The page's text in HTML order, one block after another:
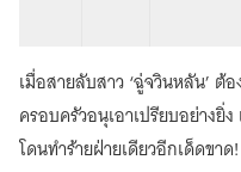
ชายา
แพทย์
ยืน
หนึ่ง
เล่ม
เมื่อสายลับสาว ‘ฉู่จวินหลัน’ ต้
ครอบครัวอนุเอาเปรียบอย่างยิ่
โดนทำร้ายฝ่ายเดียวอีกเด็ดขาด!